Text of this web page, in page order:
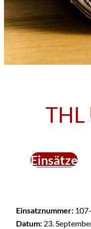
Einsätze
Einsatznummer:
Datum: 23.